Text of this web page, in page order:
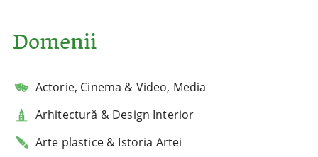
Domenii
Actorie, Cinema & Video, Media
Arhitectură & Design Interior
Arte plastice & Istoria Artei